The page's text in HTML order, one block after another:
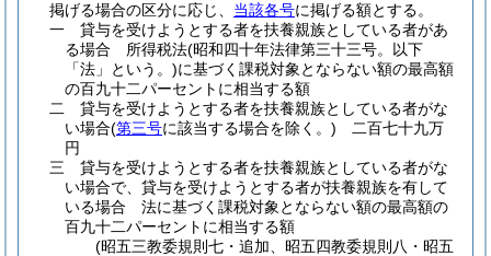
掲げる場合の区分に応じ、 当該各号に掲げる額とする。
一
貸与を受けようとする者を扶養親族としている者があ
る場合 所得税法(昭和四十年法律第三十三号。以下
「法」という。)に基づく課税対象とならない額の最高額
の百九十二パーセントに相当する額
二
貸与を受けようとする者を扶養親族としている者がな
い場合(第三号に該当する場合を除く。) 二百七十九万
円
三
貸与を受けようとする者を扶養親族としている者がな
い場合で、貸与を受けようとする者が扶養親族を有して
いる場合 法に基づく課税対象とならない額の最高額の
百九十二パーセントに相当する額
(昭五三教委規則七・追加、昭五四教委規則八・昭五